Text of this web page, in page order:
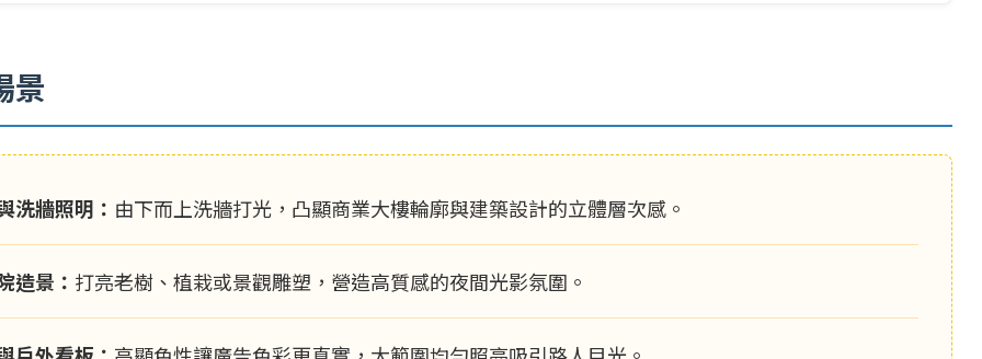
景
洗牆照明： 由下而上洗牆打光，凸顯商業大樓輪廓與建築設計的立體層次感。
造景： 打亮老樹、植栽或景觀雕塑，營造高質感的夜間光影氛圍。